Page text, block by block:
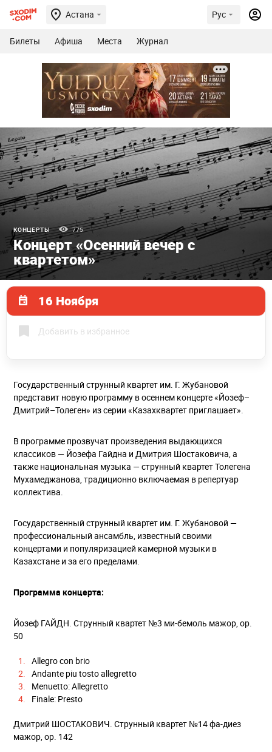
Астана Рус
Билеты Афиша Места Журнал
КОНЦЕРТЫ 775
Концерт «Осенний вечер с
квартетом»
16 Ноября
Добавить в избранное
Государственный струнный квартет им. Г. Жубановой
представит новую программу в осеннем концерте «Йозеф–
Дмитрий–Толеген» из серии «Казахквартет приглашает».
В программе прозвучат произведения выдающихся
классиков — Йозефа Гайдна и Дмитрия Шостаковича, а
также национальная музыка — струнный квартет Толегена
Мухамеджанова, традиционно включаемая в репертуар
коллектива.
Государственный струнный квартет им. Г. Жубановой —
профессиональный ансамбль, известный своими
концертами и популяризацией камерной музыки в
Казахстане и за его пределами.
Программа концерта:
Йозеф ГАЙДН. Струнный квартет №3 ми-бемоль мажор, ор.
50
Allegro con brio
Andante piu tosto allegretto
Menuetto: Allegretto
Finale: Presto
Дмитрий ШОСТАКОВИЧ. Струнный квартет №14 фа-диез
мажор, ор. 142